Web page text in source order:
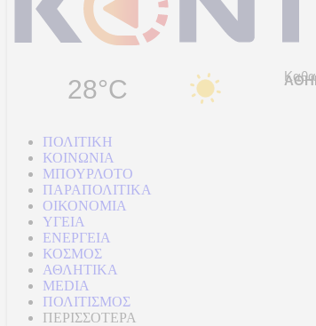
28°C
ΠΟΛΙΤΙΚΗ
ΚΟΙΝΩΝΙΑ
ΜΠΟΥΡΛΟΤΟ
ΠΑΡΑΠΟΛΙΤΙΚΑ
ΟΙΚΟΝΟΜΙΑ
ΥΓΕΙΑ
ΕΝΕΡΓΕΙΑ
ΚΟΣΜΟΣ
ΑΘΛΗΤΙΚΑ
MEDIA
ΠΟΛΙΤΙΣΜΟΣ
ΠΕΡΙΣΣΟΤΕΡΑ